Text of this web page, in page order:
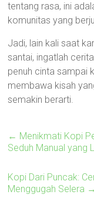
tentang rasa, ini
komunitas yang
Jadi, lain kali saat
santai, ingatlah
penuh cinta sampai
membawa kisah
semakin berarti.
← Menikmati Kopi
Seduh Manual yang
Kopi Dari Puncak:
Menggugah Selera →